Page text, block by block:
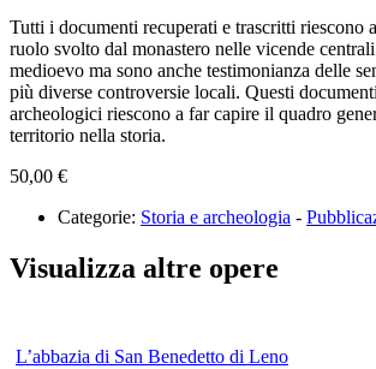
Tutti i documenti recuperati e trascritti riescono
ruolo svolto dal monastero nelle vicende
medioevo ma sono anche testimonianza delle
più diverse controversie locali. Questi
archeologici riescono a far capire il quadro
territorio nella storia.
50,00 €
Categorie: Storia e archeologia -
Visualizza altre opere
L’abbazia di San Benedetto di Leno